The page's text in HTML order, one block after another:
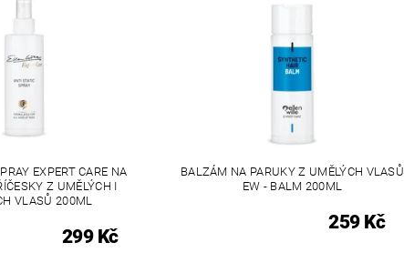
EXPERT CARE NA
Z UMĚLÝCH I
VLASŮ 200ML
299 Kč
BALZÁM NA PARUKY Z UMĚLÝCH VLASŮ
EW - BALM 200ML
259 Kč